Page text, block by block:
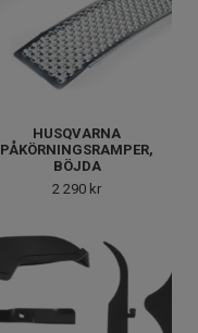
HUSQVARNA
PÅKÖRNINGSRAMPER,
BÖJDA
2 290 kr